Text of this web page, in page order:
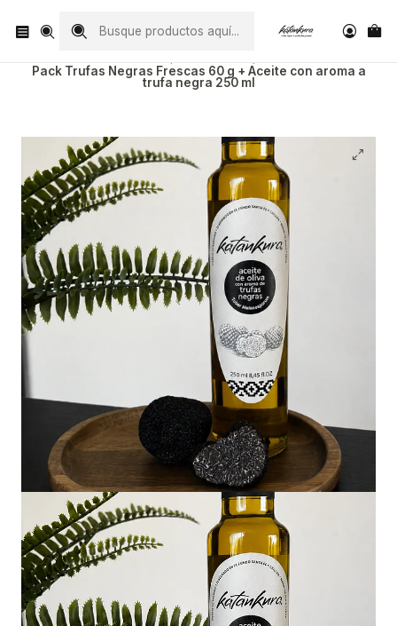
Pack Trufas Negras Frescas 60 g + Aceite con aroma a
trufa negra 250 ml